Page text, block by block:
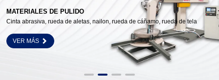
MATERIALES DE PULIDO
Cinta abrasiva, rueda de aletas, nailon, rueda de cáñamo, rueda de tela
VER MÁS